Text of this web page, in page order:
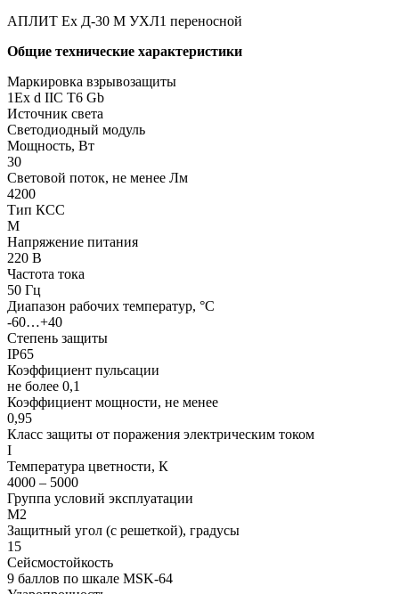
АПЛИТ Ех Д-30 М УХЛ1 переносной
Общие технические характеристики
Маркировка взрывозащиты
1Ех d IIC T6 Gb
Источник света
Светодиодный модуль
Мощность, Вт
30
Световой поток, не менее Лм
4200
Тип КСС
М
Напряжение питания
220 В
Частота тока
50 Гц
Диапазон рабочих температур, °С
-60…+40
Степень защиты
IP65
Коэффициент пульсации
не более 0,1
Коэффициент мощности, не менее
0,95
Класс защиты от поражения электрическим током
I
Температура цветности, К
4000 – 5000
Группа условий эксплуатации
М2
Защитный угол (с решеткой), градусы
15
Сейсмостойкость
9 баллов по шкале МSK-64